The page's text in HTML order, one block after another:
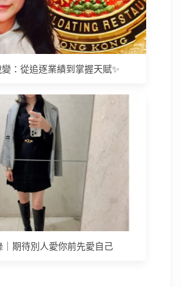
：從追逐業績到掌握天賦✨
｜期待別人愛你前先愛自己